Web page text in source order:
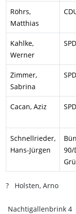
Röhrs,
Matthias
Kahlke,
Werner
SPD
Zimmer,
Sabrina
SPD
Cacan, Aziz SPD
Schnellrieder,
Hans-Jürgen
90/
?